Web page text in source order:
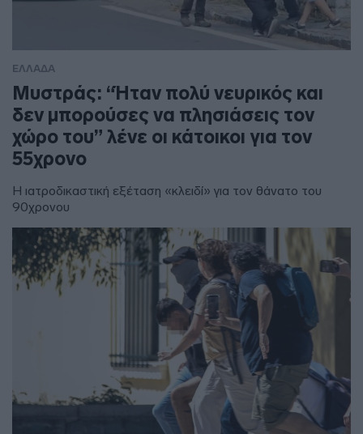
ΕΛΛΑΔΑ
Μυστράς: “Ήταν πολύ νευρικός και
δεν μπορούσες να πλησιάσεις τον
χώρο του” λένε οι κάτοικοι για τον
55χρονο
Η ιατροδικαστική εξέταση «κλειδί» για τον θάνατο του
90χρονου